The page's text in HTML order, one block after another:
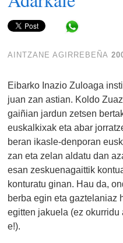
AINTZANE AGIRREBEÑA
Eibarko Inazio Zuloaga
juan zan astian. Koldo
gaiñian jardun zetsen
euskalkixak eta abar
beran ikasle-denporan
zan eta zelan aldatu dan
esan zeskuenagaittik
konturatu ginan. Hau da,
berba egin eta gaztelaniaz
egitten jakuela (ez
e!).